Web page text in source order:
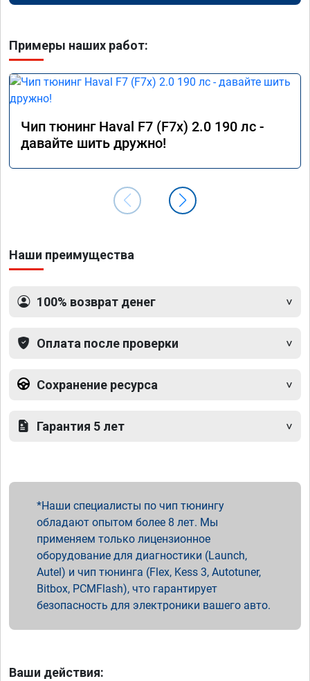
Примеры наших работ:
Чип тюнинг Haval F7 (F7x) 2.0 190 лс -
давайте шить дружно!
Наши преимущества
100% возврат денег
Оплата после проверки
Сохранение ресурса
Гарантия 5 лет
Наши специалисты по чип тюнингу
обладают опытом более 8 лет. Мы
применяем только лицензионное
оборудование для диагностики (Launch,
Autel) и чип тюнинга (Flex, Kess 3, Autotuner,
Bitbox, PCMFlash), что гарантирует
безопасность для электроники вашего авто.
Ваши действия: